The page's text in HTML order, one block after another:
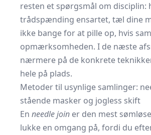
resten et spørgsmål om disciplin:
trådspænding ensartet, tæl dine
ikke bange for at pille op, hvis
opmærksomheden. I de næste
nærmere på de konkrete
hele på plads.
Metoder til usynlige samlinger:
stående masker og jogless skift
En needle join er den mest
lukke en omgang på, fordi du